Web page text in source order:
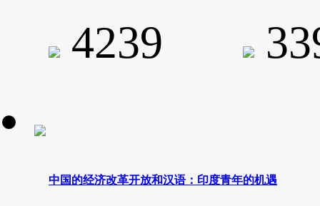
4239
中国的经济改革开放和汉语：印度青年的机遇